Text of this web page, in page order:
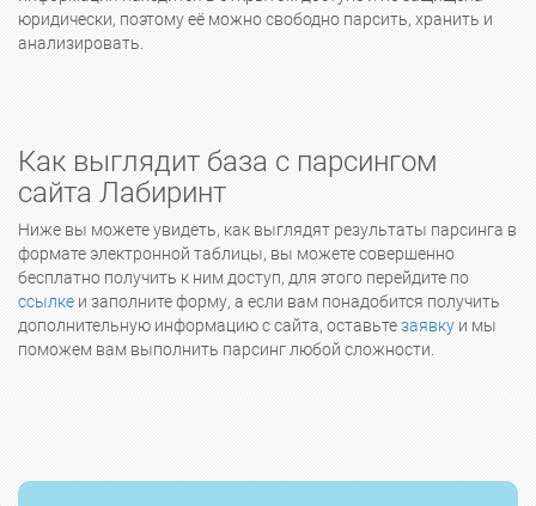
юридически, поэтому её можно свободно парсить, хранить и
анализировать.
Как выглядит база с парсингом
сайта Лабиринт
Ниже вы можете увидеть, как выглядят результаты парсинга в
формате электронной таблицы, вы можете совершенно
бесплатно получить к ним доступ, для этого перейдите по
ссылке и заполните форму, а если вам понадобится получить
дополнительную информацию с сайта, оставьтезаявку и мы
поможем вам выполнить парсинг любой сложности.